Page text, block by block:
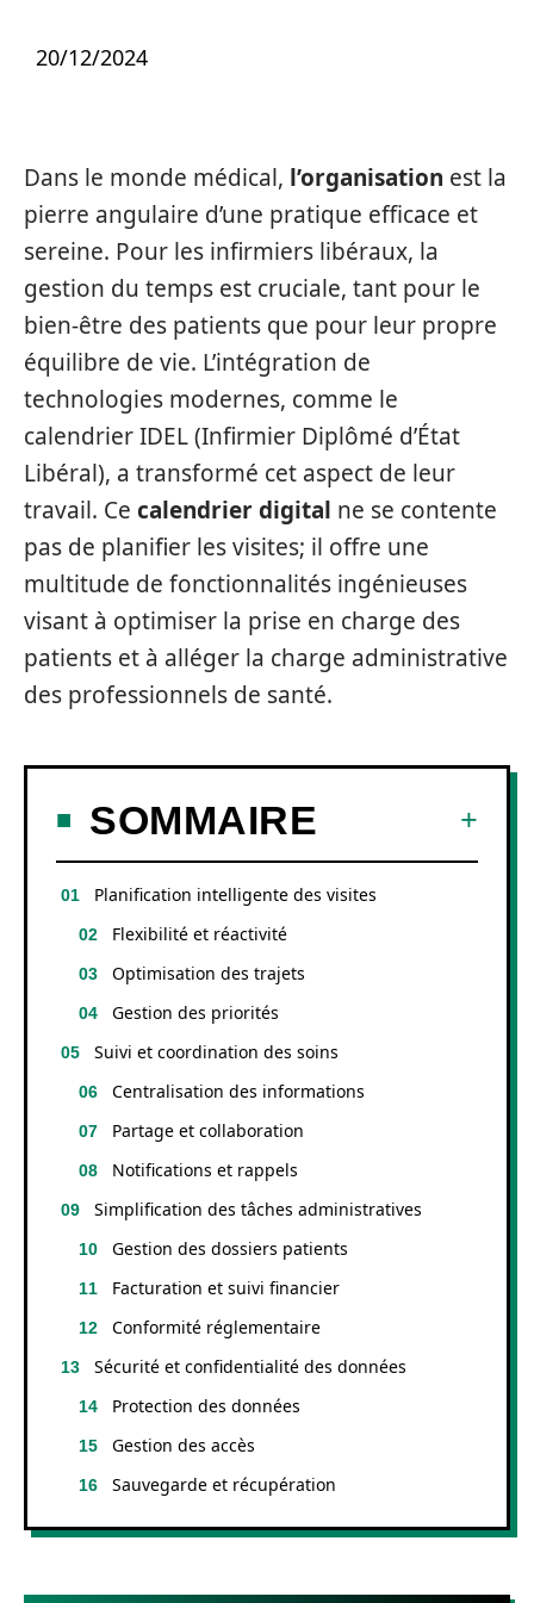
20/12/2024
Dans le monde médical, l’organisation est la
pierre angulaire d’une pratique efficace et
sereine. Pour les infirmiers libéraux, la
gestion du temps est cruciale, tant pour le
bien-être des patients que pour leur propre
équilibre de vie. L’intégration de
technologies modernes, comme le
calendrier IDEL (Infirmier Diplômé d’État
Libéral), a transformé cet aspect de leur
travail. Ce calendrier digital ne se contente
pas de planifier les visites; il offre une
multitude de fonctionnalités ingénieuses
visant à optimiser la prise en charge des
patients et à alléger la charge administrative
des professionnels de santé.
SOMMAIRE
Planification intelligente des visites
Flexibilité et réactivité
Optimisation des trajets
Gestion des priorités
Suivi et coordination des soins
Centralisation des informations
Partage et collaboration
Notifications et rappels
Simplification des tâches administratives
Gestion des dossiers patients
Facturation et suivi financier
Conformité réglementaire
Sécurité et confidentialité des données
Protection des données
Gestion des accès
Sauvegarde et récupération